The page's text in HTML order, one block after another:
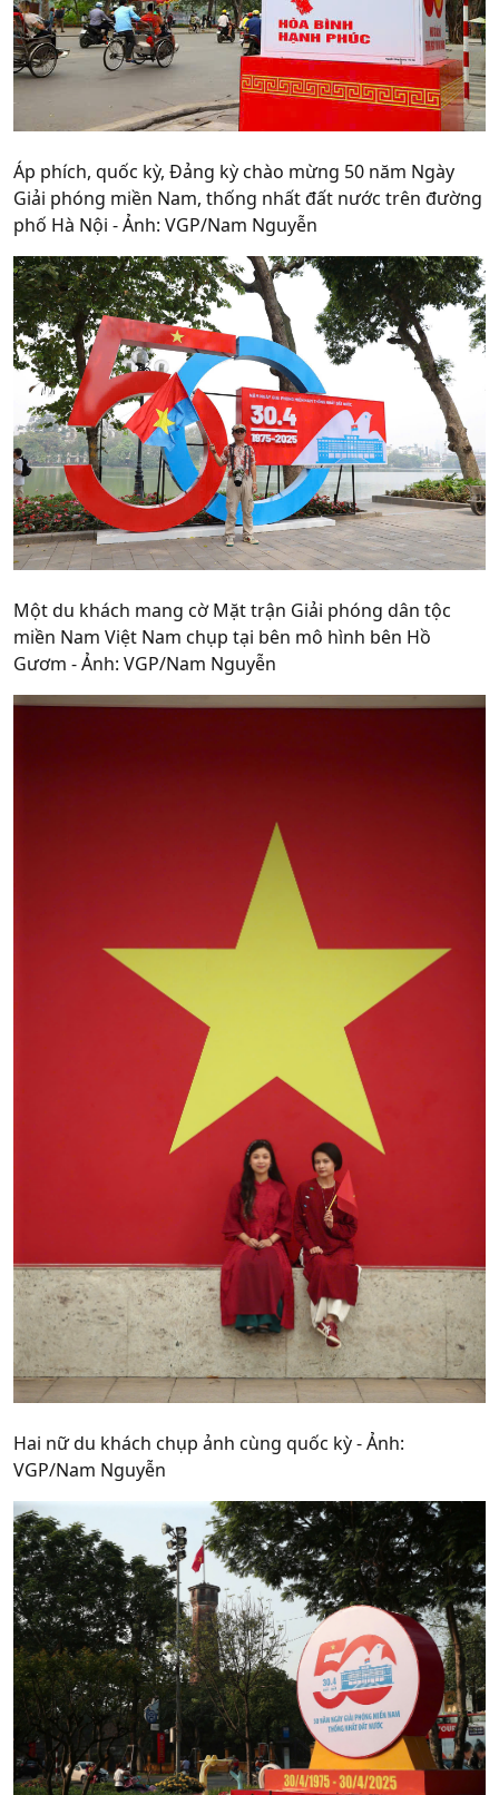
Áp phích, quốc kỳ, Đảng kỳ chào mừng 50 năm Ngày
Giải phóng miền Nam, thống nhất đất nước trên đường
phố Hà Nội - Ảnh: VGP/Nam Nguyễn
Một du khách mang cờ Mặt trận Giải phóng dân tộc
miền Nam Việt Nam chụp tại bên mô hình bên Hồ
Gươm - Ảnh: VGP/Nam Nguyễn
Hai nữ du khách chụp ảnh cùng quốc kỳ - Ảnh:
VGP/Nam Nguyễn